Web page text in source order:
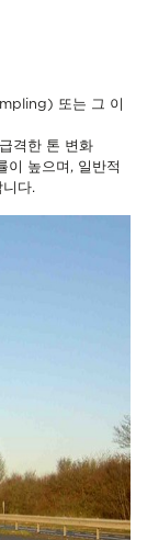
또는 그 이
격한 톤 변화
높으며, 일반적
다.